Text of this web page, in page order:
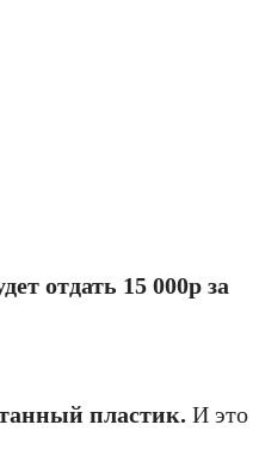
отдать 15 000р за
пластик. И это